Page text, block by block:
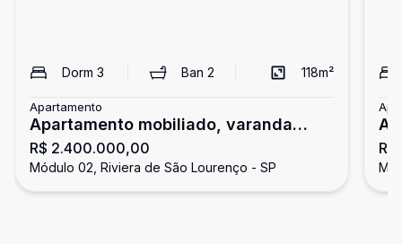
Dorm 3 Ban2 118m²
Apartamento
Apartamento mobiliado, varanda
gourmet, Riviera
R$ 2.400.000,00
Módulo 02, Riviera de São Lourenço - SP